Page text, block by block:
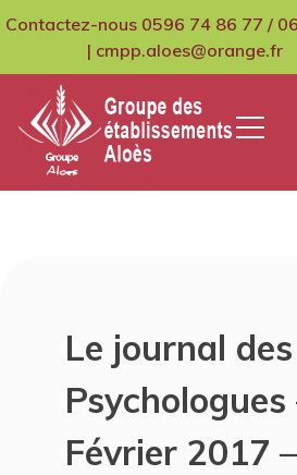
Contactez-nous 0596 74 86 77 /
| cmpp.aloes@orange.fr
GCMPIH Aloes
Le journal des
Psychologues
Février 2017